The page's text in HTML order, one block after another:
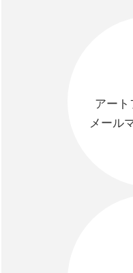
アート
メール